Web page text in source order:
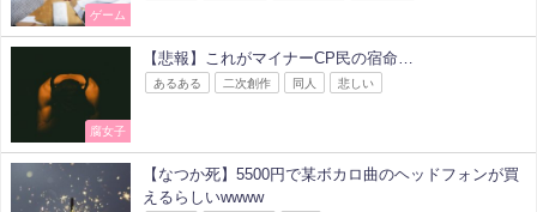
ゲーム
腐女子
【悲報】これがマイナーCP民の宿命…
あるある 二次創作 同人 悲しい
【なつか死】5500円で某ボカロ曲のヘッドフォンが買
えるらしいwwww